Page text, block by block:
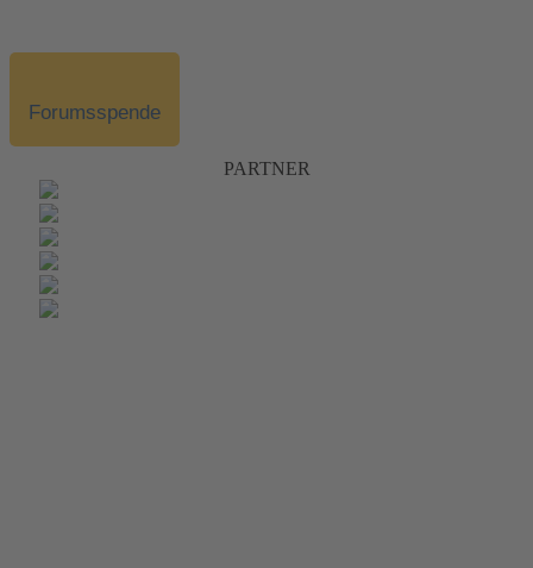
Forumsspende
PARTNER